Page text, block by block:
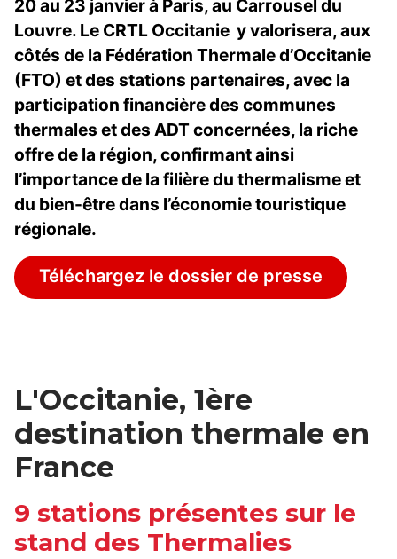
20 au 23 janvier à Paris, au Carrousel du
Louvre. Le CRTL Occitanie y valorisera, aux
côtés de la Fédération Thermale d’Occitanie
(FTO) et des stations partenaires, avec la
participation financière des communes
thermales et des ADT concernées, la riche
offre de la région, confirmant ainsi
l’importance de la filière du thermalisme et
du bien-être dans l’économie touristique
régionale.
Téléchargez le dossier de presse
L'Occitanie, 1ère
destination thermale en
France
9 stations présentes sur le
stand des Thermalies